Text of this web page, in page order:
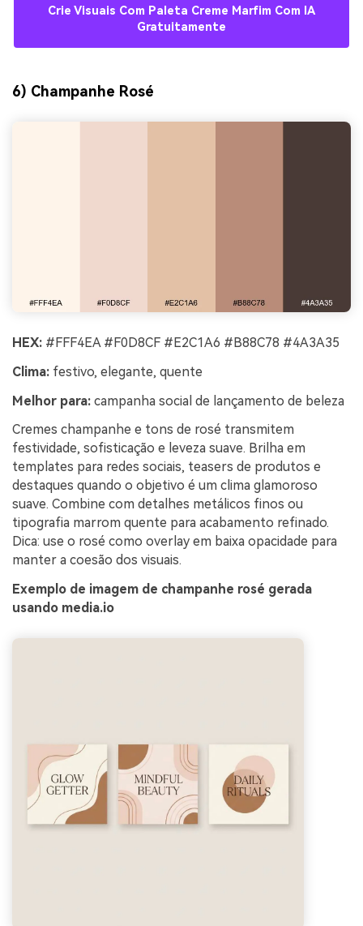
Crie Visuais Com Paleta Creme Marfim Com IA
Gratuitamente
6) Champanhe Rosé
HEX: #FFF4EA #F0D8CF #E2C1A6 #B88C78 #4A3A35
Clima: festivo, elegante, quente
Melhor para: campanha social de lançamento de beleza
Cremes champanhe e tons de rosé transmitem
festividade, sofisticação e leveza suave. Brilha em
templates para redes sociais, teasers de produtos e
destaques quando o objetivo é um clima glamoroso
suave. Combine com detalhes metálicos finos ou
tipografia marrom quente para acabamento refinado.
Dica: use o rosé como overlay em baixa opacidade para
manter a coesão dos visuais.
Exemplo de imagem de champanhe rosé gerada
usando media.io